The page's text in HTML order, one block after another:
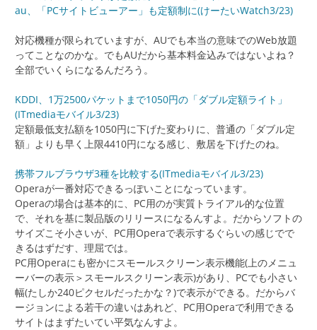
au、「PCサイトビューアー」も定額制に(けーたいWatch3/23)
対応機種が限られていますが、AUでも本当の意味でのWeb放題
ってことなのかな。でもAUだから基本料金込みではないよね？
全部でいくらになるんだろう。
KDDI、1万2500パケットまで1050円の「ダブル定額ライト」
(ITmediaモバイル3/23)
定額最低支払額を1050円に下げた変わりに、普通の「ダブル定
額」よりも早く上限4410円になる感じ、敷居を下げたのね。
携帯フルブラウザ3種を比較する(ITmediaモバイル3/23)
Operaが一番対応できるっぽいことになっています。
Operaの場合は基本的に、PC用のが実質トライアル的な位置
で、それを基に製品版のリリースになるんすよ。だからソフトの
サイズこそ小さいが、PC用Operaで表示するぐらいの感じでで
きるはずだす、理屈では。
PC用Operaにも密かにスモールスクリーン表示機能(上のメニュ
ーバーの表示＞スモールスクリーン表示)があり、PCでも小さい
幅(たしか240ピクセルだったかな？)で表示ができる。だからバ
ージョンによる若干の違いはあれど、PC用Operaで利用できる
サイトはまずたいてい平気なんすよ。